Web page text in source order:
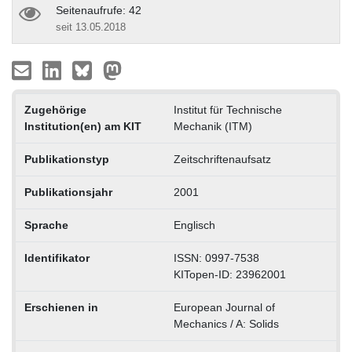
Seitenaufrufe: 42
seit 13.05.2018
Zugehörige
Institution(en) am KIT
Institut für Technische
Mechanik (ITM)
Publikationstyp Zeitschriftenaufsatz
Publikationsjahr 2001
Sprache Englisch
Identifikator
ISSN: 0997-7538
KITopen-ID: 23962001
Erschienen in
European Journal of
Mechanics / A: Solids